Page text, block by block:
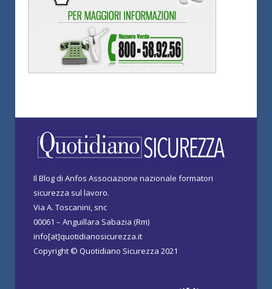
Il Blog di Anfos Associazione nazionale formatori
sicurezza sul lavoro.
Via A. Toscanini, snc
00061 – Anguillara Sabazia (Rm)
info[at]quotidianosicurezza.it
Copyright © Quotidiano Sicurezza 2021